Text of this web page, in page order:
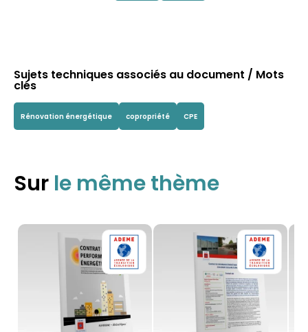
Sujets techniques associés au document / Mots
clés
Rénovation énergétique copropriété CPE
Sur le même thème